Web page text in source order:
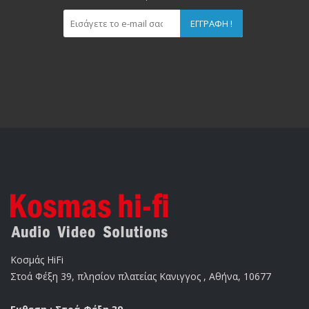
ΕΓΓΡΑΦΉ !
Κοσμάς HiFi
Στοά Φέξη 39, πλησίον πλατείας Κανιγγος , Αθήνα, 10677